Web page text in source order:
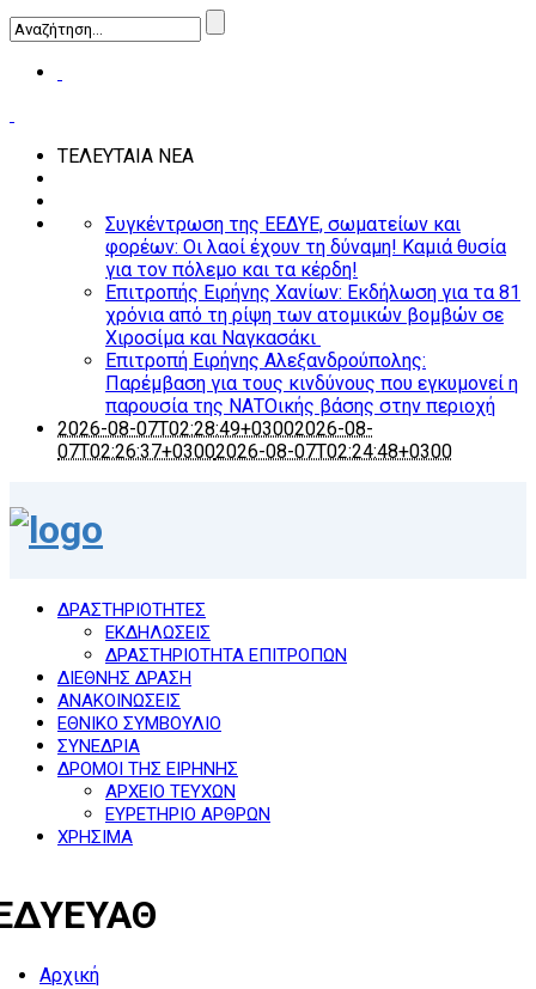
ΤΕΛΕΥΤΑΙΑ ΝΕΑ
Συγκέντρωση της ΕΕΔΥΕ, σωματείων και
φορέων: Οι λαοί έχουν τη δύναμη! Καμιά θυσία
για τον πόλεμο και τα κέρδη!
Επιτροπής Ειρήνης Χανίων: Εκδήλωση για τα 81
χρόνια από τη ρίψη των ατομικών βομβών σε
Χιροσίμα και Ναγκασάκι
Επιτροπή Ειρήνης Αλεξανδρούπολης:
Παρέμβαση για τους κινδύνους που εγκυμονεί η
παρουσία της ΝΑΤΟικής βάσης στην περιοχή
2026-08-07T02:28:49+03002026-08-
07T02:26:37+03002026-08-07T02:24:48+0300
ΔΡΑΣΤΗΡΙΟΤΗΤΕΣ
ΕΚΔΗΛΩΣΕΙΣ
ΔΡΑΣΤΗΡΙΟΤΗΤΑ ΕΠΙΤΡΟΠΩΝ
ΔΙΕΘΝΗΣ ΔΡΑΣΗ
ΑΝΑΚΟΙΝΩΣΕΙΣ
ΕΘΝΙΚΟ ΣΥΜΒΟΥΛΙΟ
ΣΥΝΕΔΡΙΑ
ΔΡΟΜΟΙ ΤΗΣ ΕΙΡΗΝΗΣ
ΑΡΧΕΙΟ ΤΕΥΧΩΝ
ΕΥΡΕΤΗΡΙΟ ΑΡΘΡΩΝ
ΧΡΗΣΙΜΑ
Αρχική